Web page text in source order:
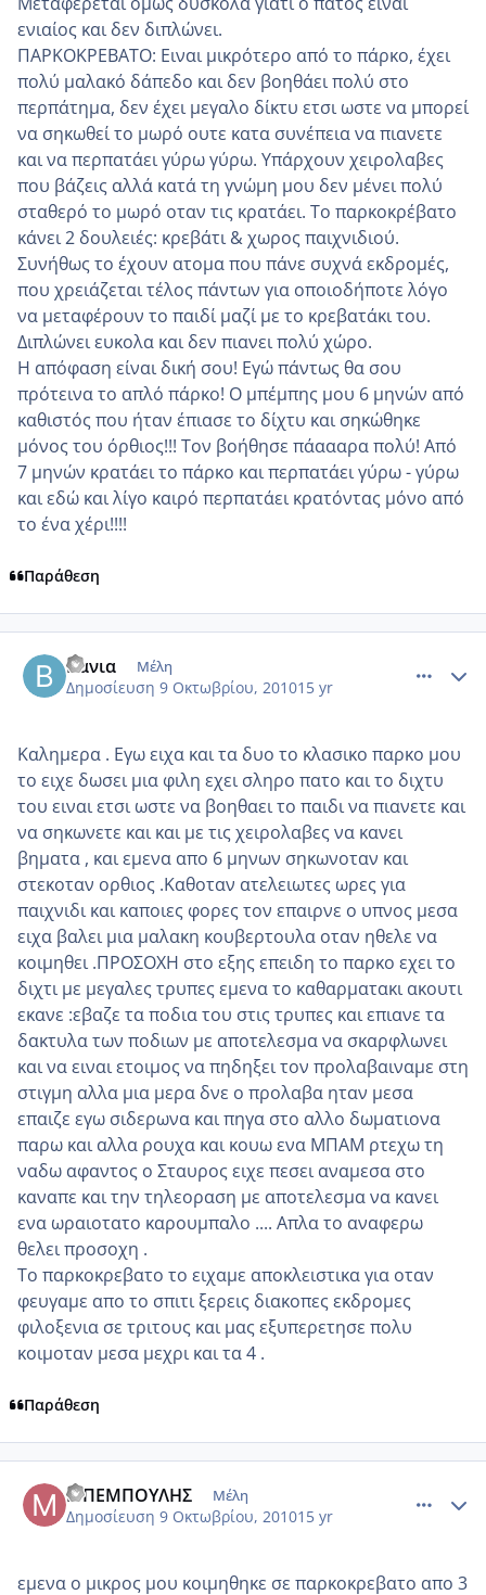
ενιαίος και δεν διπλώνει.
ΠΑΡΚΟΚΡΕΒΑΤΟ: Ειναι μικρότερο από το πάρκο, έχει
πολύ μαλακό δάπεδο και δεν βοηθάει πολύ στο
περπάτημα, δεν έχει μεγαλο δίκτυ ετσι ωστε να μπορεί
να σηκωθεί το μωρό ουτε κατα συνέπεια να πιανετε
και να περπατάει γύρω γύρω. Υπάρχουν χειρολαβες
που βάζεις αλλά κατά τη γνώμη μου δεν μένει πολύ
σταθερό το μωρό οταν τις κρατάει. Το παρκοκρέβατο
κάνει 2 δουλειές: κρεβάτι & χωρος παιχνιδιού.
Συνήθως το έχουν ατομα που πάνε συχνά εκδρομές,
που χρειάζεται τέλος πάντων για οποιοδήποτε λόγο
να μεταφέρουν το παιδί μαζί με το κρεβατάκι του.
Διπλώνει ευκολα και δεν πιανει πολύ χώρο.
Η απόφαση είναι δική σου! Εγώ πάντως θα σου
πρότεινα το απλό πάρκο! Ο μπέμπης μου 6 μηνών από
καθιστός που ήταν έπιασε το δίχτυ και σηκώθηκε
μόνος του όρθιος!!! Τον βοήθησε πάαααρα πολύ! Από
7 μηνών κρατάει το πάρκο και περπατάει γύρω - γύρω
και εδώ και λίγο καιρό περπατάει κρατόντας μόνο από
το ένα χέρι!!!!
Παράθεση
Βανια Μέλη
Δημοσίευση 9 Οκτωβρίου, 201015 yr
Καλημερα . Εγω ειχα και τα δυο το κλασικο παρκο μου
το ειχε δωσει μια φιλη εχει σληρο πατο και το διχτυ
του ειναι ετσι ωστε να βοηθαει το παιδι να πιανετε και
να σηκωνετε και και με τις χειρολαβες να κανει
βηματα , και εμενα απο 6 μηνων σηκωνοταν και
στεκοταν ορθιος .Καθοταν ατελειωτες ωρες για
παιχνιδι και καποιες φορες τον επαιρνε ο υπνος μεσα
ειχα βαλει μια μαλακη κουβερτουλα οταν ηθελε να
κοιμηθει .ΠΡΟΣΟΧΗ στο εξης επειδη το παρκο εχει το
διχτι με μεγαλες τρυπες εμενα το καθαρματακι ακουτι
εκανε :εβαζε τα ποδια του στις τρυπες και επιανε τα
δακτυλα των ποδιων με αποτελεσμα να σκαρφλωνει
και να ειναι ετοιμος να πηδηξει τον προλαβαιναμε στη
στιγμη αλλα μια μερα δνε ο προλαβα ηταν μεσα
επαιζε εγω σιδερωνα και πηγα στο αλλο δωματιονα
παρω και αλλα ρουχα και κουω ενα ΜΠΑΜ ρτεχω τη
ναδω αφαντος ο Σταυρος ειχε πεσει αναμεσα στο
καναπε και την τηλεοραση με αποτελεσμα να κανει
ενα ωραιοτατο καρουμπαλο .... Απλα το αναφερω
θελει προσοχη .
Το παρκοκρεβατο το ειχαμε αποκλειστικα για οταν
φευγαμε απο το σπιτι ξερεις διακοπες εκδρομες
φιλοξενια σε τριτους και μας εξυπερετησε πολυ
κοιμοταν μεσα μεχρι και τα 4 .
Παράθεση
ΜΠΕΜΠΟΥΛΗΣ Μέλη
Δημοσίευση 9 Οκτωβρίου, 201015 yr
εμενα ο μικρος μου κοιμηθηκε σε παρκοκρεβατο απο 3